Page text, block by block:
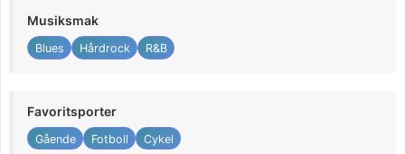
Musiksmak
Blues Hårdrock R&B
Favoritsporter
Gående Fotboll Cykel